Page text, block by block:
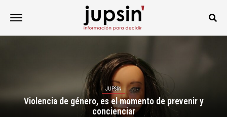
JUPSIN
Violencia de género, es el momento de prevenir y
concienciar